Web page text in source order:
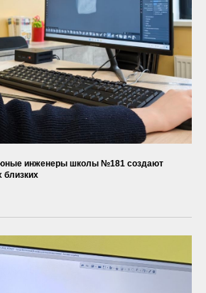
юные инженеры школы №181 создают
близких